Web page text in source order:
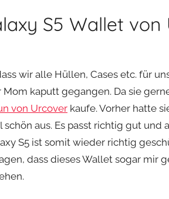
S5 Wallet von
wir alle Hüllen, Cases etc. für
kaputt gegangen. Da sie
von Urcover kaufe. Vorher hatte
aus. Es passt richtig gut
S5 ist somit wieder richtig
dass dieses Wallet sogar mir